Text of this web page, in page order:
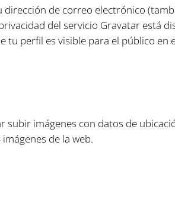
de correo electrónico
del servicio Gravatar está
tu perfil es visible para el público en
subir imágenes con datos de
de la web.